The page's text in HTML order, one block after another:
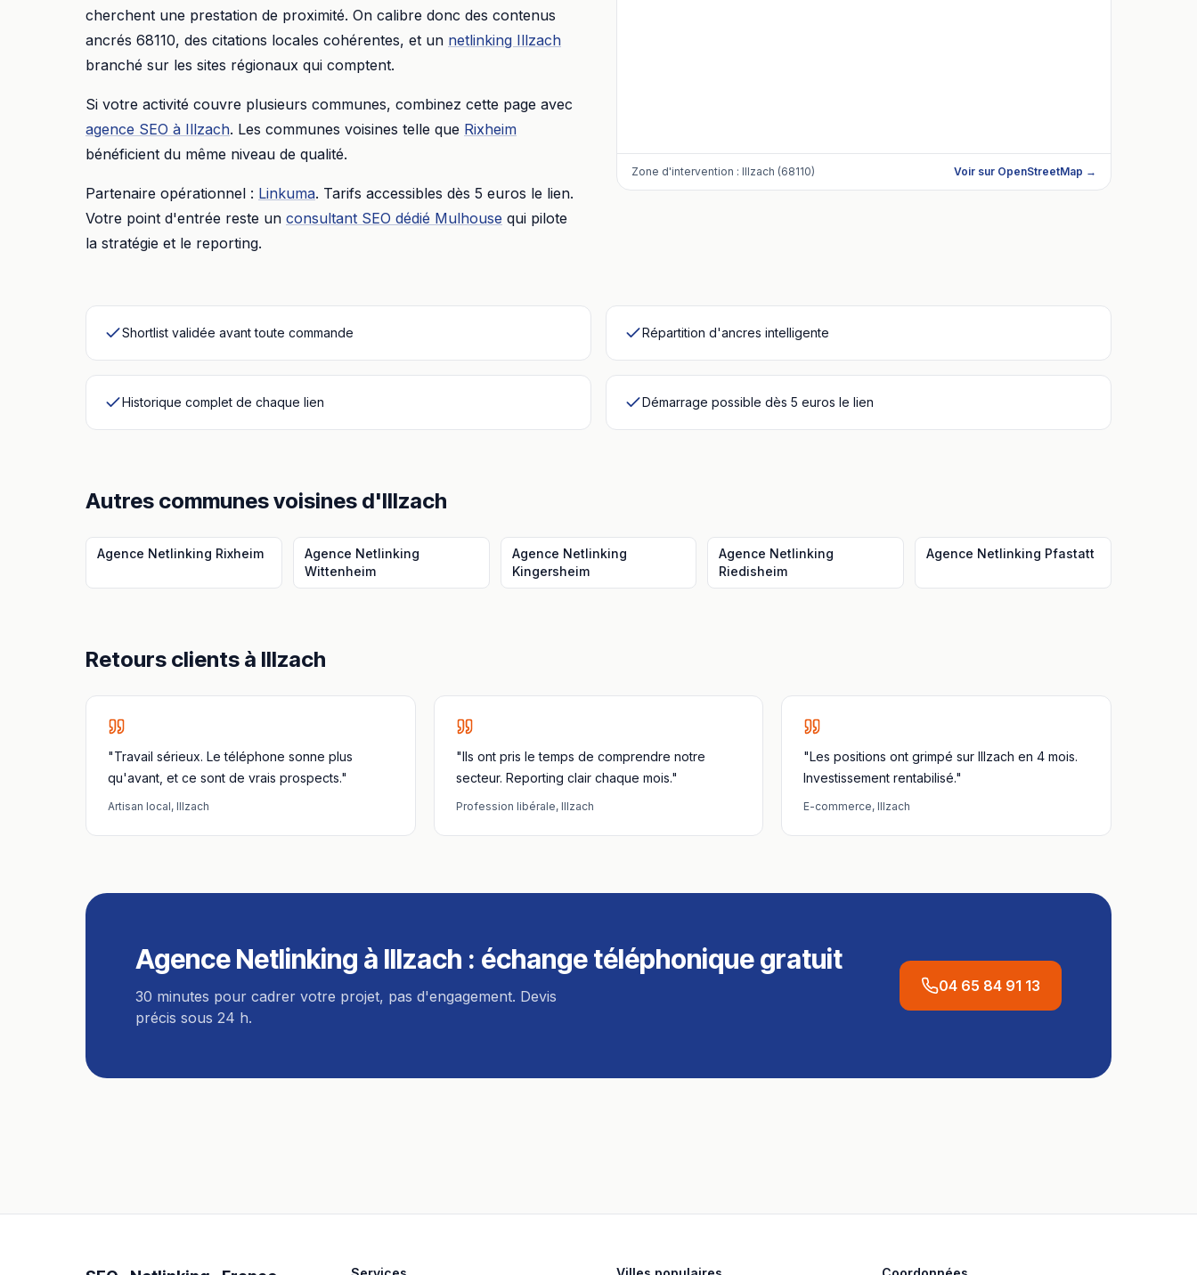
cherchent une prestation de proximité. On calibre donc des contenus
ancrés 68110, des citations locales cohérentes, et un netlinking Illzach
branché sur les sites régionaux qui comptent.
Si votre activité couvre plusieurs communes, combinez cette page avec
agence SEO à Illzach. Les communes voisines telle que Rixheim
bénéficient du même niveau de qualité.
Partenaire opérationnel : Linkuma. Tarifs accessibles dès 5 euros le lien.
Votre point d'entrée reste un consultant SEO dédié Mulhouse qui pilote
la stratégie et le reporting.
Zone d'intervention : Illzach (68110) Voir sur OpenStreetMap →
Shortlist validée avant toute commande Répartition d'ancres intelligente
Historique complet de chaque lien Démarrage possible dès 5 euros le lien
Autres communes voisines d'Illzach
Agence Netlinking Rixheim
Agence Netlinking
Wittenheim
Agence Netlinking
Kingersheim
Agence Netlinking
Riedisheim
Agence Netlinking Pfastatt
Retours clients à Illzach
"Travail sérieux. Le téléphone sonne plus
qu'avant, et ce sont de vrais prospects."
Artisan local, Illzach
"Ils ont pris le temps de comprendre notre
secteur. Reporting clair chaque mois."
Profession libérale, Illzach
"Les positions ont grimpé sur Illzach en 4 mois.
Investissement rentabilisé."
E-commerce, Illzach
Agence Netlinking à Illzach : échange téléphonique gratuit
30 minutes pour cadrer votre projet, pas d'engagement. Devis
précis sous 24 h.
04 65 84 91 13